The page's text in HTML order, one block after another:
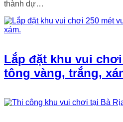
thành dự…
Lắp đặt khu vui
tông vàng, trắng,